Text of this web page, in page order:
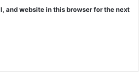
and website in this browser for the next